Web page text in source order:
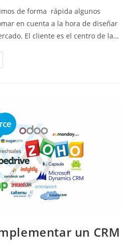
de forma rápida algunos
en cuenta a la hora de diseñar
El cliente es el centro de la…
un CRM